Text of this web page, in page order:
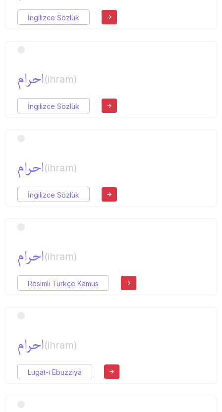
İngilizce Sözlük
احرام(ihram)
İngilizce Sözlük
احرام(ihram)
İngilizce Sözlük
احرام(ihram)
Resimli Türkçe Kamus
احرام(ihram)
Lugat-ı Ebuzziya